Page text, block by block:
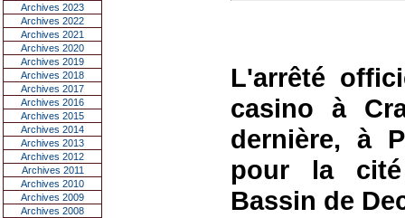
Archives 2023
Archives 2022
Archives 2021
Archives 2020
Archives 2019
Archives 2018
Archives 2017
Archives 2016
Archives 2015
Archives 2014
Archives 2013
Archives 2012
Archives 2011
Archives 2010
Archives 2009
Archives 2008
L'arrêté
casino à
dernière, à
pour la
Bassin de